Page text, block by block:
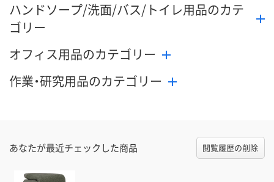
ハンドソープ/洗面/バス/トイレ用品のカテ
ゴリー
オフィス用品のカテゴリー
作業・研究用品のカテゴリー
あなたが最近チェックした商品 閲覧履歴の削除